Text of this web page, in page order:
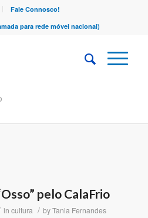
Fale Connosco!
para rede móvel nacional)
pelo CalaFrio
in cultura / byTania Fernandes